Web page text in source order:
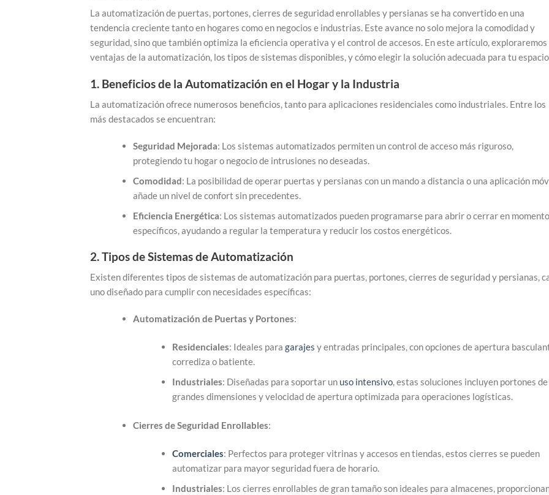
La automatización de puertas, portones, cierres de seguridad enrollables y persianas se ha convertido en una
tendencia creciente tanto en hogares como en negocios e industrias. Este avance no solo mejora la comodidad y
seguridad, sino que también optimiza la eficiencia operativa y el control de accesos. En este artículo, exploraremos
ventajas de la automatización, los tipos de sistemas disponibles, y cómo elegir la solución adecuada para tu
1. Beneficios de la Automatización en el Hogar y la Industria
La automatización ofrece numerosos beneficios, tanto para aplicaciones residenciales como industriales. Entre los
más destacados se encuentran:
Seguridad Mejorada: Los sistemas automatizados permiten un control de acceso más riguroso,
protegiendo tu hogar o negocio de intrusiones no deseadas.
Comodidad: La posibilidad de operar puertas y persianas con un mando a distancia o una aplicación
añade un nivel de confort sin precedentes.
Eficiencia Energética: Los sistemas automatizados pueden programarse para abrir o cerrar en
específicos, ayudando a regular la temperatura y reducir los costos energéticos.
2.Tipos de Sistemas de Automatización
Existen diferentes tipos de sistemas de automatización para puertas, portones, cierres de seguridad y persianas,
uno diseñado para cumplir con necesidades específicas:
Automatización de Puertas y Portones:
Residenciales: Ideales para garajes y entradas principales, con opciones de apertura
corrediza o batiente.
Industriales: Diseñadas para soportar un uso intensivo, estas soluciones incluyen portones de
grandes dimensiones y velocidad de apertura optimizada para operaciones logísticas.
Cierres de Seguridad Enrollables:
Comerciales: Perfectos para proteger vitrinas y accesos en tiendas, estos cierres se pueden
automatizar para mayor seguridad fuera de horario.
Industriales: Los cierres enrollables de gran tamaño son ideales para almacenes,